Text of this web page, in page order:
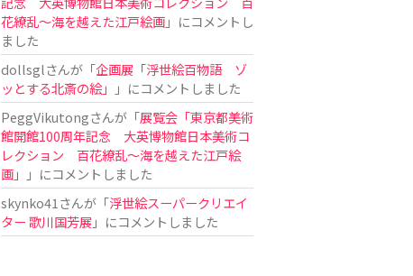
花繚乱～海を越えた江戸絵画」にコメントし
ました
dollsglさんが「企画展「浮世絵百物語 ゾ
ッとする北斎の絵」
」にコメントしました
PeggVikutongさんが「展覧会「東京都美術
館開館100周年記念 大英博物館日本美術コ
レクション 百花繚乱〜海を越えた江戸絵
画」
」にコメントしました
skynko41 さんが「浮世絵スーパークリエイ
ター 歌川国芳展 」にコメントしました